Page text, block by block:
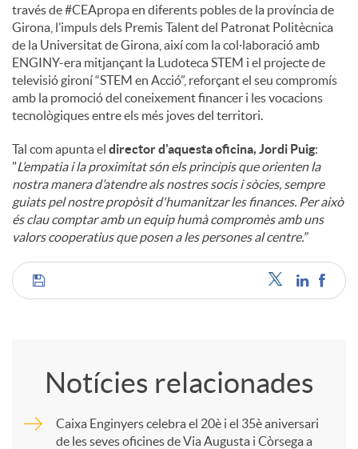
través de #CEApropa en diferents pobles de la província de
Girona, l’impuls dels Premis Talent del Patronat Politècnica
de la Universitat de Girona, així com la col·laboració amb
ENGINY-era mitjançant la Ludoteca STEM i el projecte de
televisió gironí “STEM en Acció”, reforçant el seu compromís
amb la promoció del coneixement financer i les vocacions
tecnològiques entre els més joves del territori.
Tal com apunta el director d'aquesta oficina, Jordi Puig:
"L’empatia i la proximitat són els principis que orienten la
nostra manera d’atendre als nostres socis i sòcies, sempre
guiats pel nostre propòsit d'humanitzar les finances. Per això
és clau comptar amb un equip humà compromès amb uns
valors cooperatius que posen a les persones al centre.”
C
Notícies relacionades
Caixa Enginyers celebra el 20è i el 35è aniversari
de les seves oficines de Via Augusta i Còrsega a